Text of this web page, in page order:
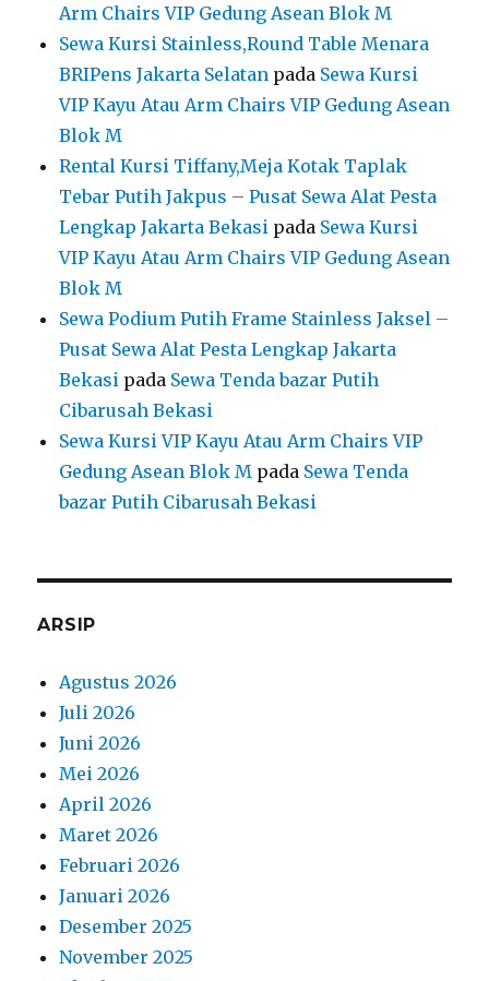
Arm Chairs VIP Gedung Asean Blok M
Sewa Kursi Stainless,Round Table Menara
BRIPens Jakarta Selatan pada Sewa Kursi
VIP Kayu Atau Arm Chairs VIP Gedung Asean
Blok M
Rental Kursi Tiffany,Meja Kotak Taplak
Tebar Putih Jakpus – Pusat Sewa Alat Pesta
Lengkap Jakarta Bekasi pada Sewa Kursi
VIP Kayu Atau Arm Chairs VIP Gedung Asean
Blok M
Sewa Podium Putih Frame Stainless Jaksel –
Pusat Sewa Alat Pesta Lengkap Jakarta
Bekasi pada Sewa Tenda bazar Putih
Cibarusah Bekasi
Sewa Kursi VIP Kayu Atau Arm Chairs VIP
Gedung Asean Blok M pada Sewa Tenda
bazar Putih Cibarusah Bekasi
ARSIP
Agustus 2026
Juli 2026
Juni 2026
Mei 2026
April 2026
Maret 2026
Februari 2026
Januari 2026
Desember 2025
November 2025